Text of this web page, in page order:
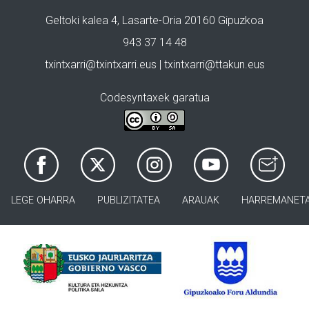
Geltoki kalea 4, Lasarte-Oria 20160 Gipuzkoa
943 37 14 48
txintxarri@txintxarri.eus | txintxarri@ttakun.eus
Codesyntaxek garatua
LEGE OHARRA PUBLIZITATEA ARAUAK